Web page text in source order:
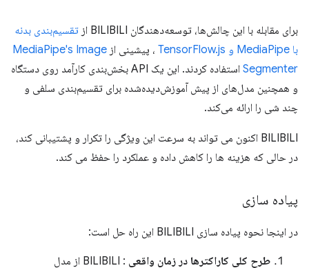
برای مقابله با این چالش‌ها، توسعه‌دهندگان BILIBILI از
تقسیم‌بندی بدنه
با MediaPipe و TensorFlow.js
، پیشینی از MediaPipe's Image
Segmenter
استفاده کردند. این یک API بخش‌بندی کارآمد روی دستگاه
و همچنین مدل‌های از پیش آموزش‌دیده‌شده برای تقسیم‌بندی سلفی و
چند شی را ارائه می‌کند.
BILIBILI اکنون می تواند به سرعت این ویژگی را تکرار و پشتیبانی کند،
در حالی که هزینه ها را کاهش داده و عملکرد را حفظ می کند.
پیاده سازی
در اینجا نحوه پیاده سازی BILIBILI این راه حل است:
طرح کلی کاراکترها در زمان واقعی
: BILIBILI از مدل